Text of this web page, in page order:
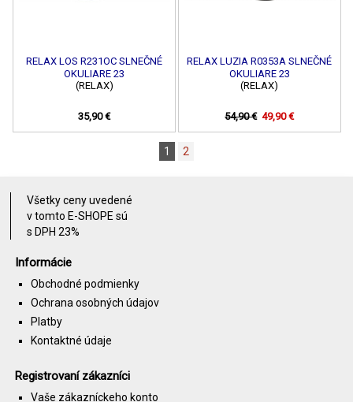
RELAX LOS R231OC SLNEČNÉ
OKULIARE 23
(RELAX)
35,90 €
RELAX LUZIA R0353A SLNEČNÉ
OKULIARE 23
(RELAX)
54,90 € 49,90 €
1 2
Všetky ceny uvedené
v tomto E-SHOPE sú
s DPH 23%
Informácie
Obchodné podmienky
Ochrana osobných údajov
Platby
Kontaktné údaje
Registrovaní zákazníci
Vaše zákazníckeho konto